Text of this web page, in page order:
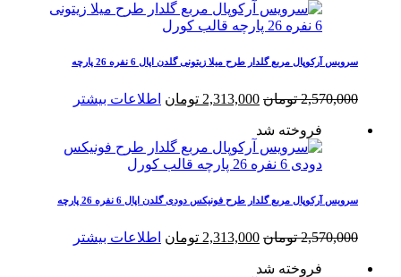
سرویس آرکوپال مربع گلدار طرح میلا زیتونی گلدن اپال 6 نفره 26 پارچه
2,570,000 تومان قیمت
بود.
2,313,000 تومان قیمت
است.
اطلاعات بیشتر
فروخته شد
سرویس آرکوپال مربع گلدار طرح فونیکس دودی گلدن اپال 6 نفره 26 پارچه
2,570,000 تومان قیمت
2,313,000 تومان قیمت
اطلاعات بیشتر
فروخته شد